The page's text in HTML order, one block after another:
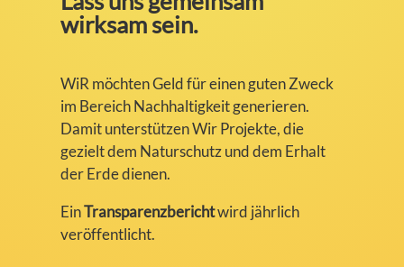
wirksam sein.
WiR möchten Geld für einen guten Zweck
im Bereich Nachhaltigkeit generieren.
Damit unterstützen Wir Projekte, die
gezielt dem Naturschutz und dem Erhalt
der Erde dienen.
EinTransparenzberichtwird jährlich
veröffentlicht.